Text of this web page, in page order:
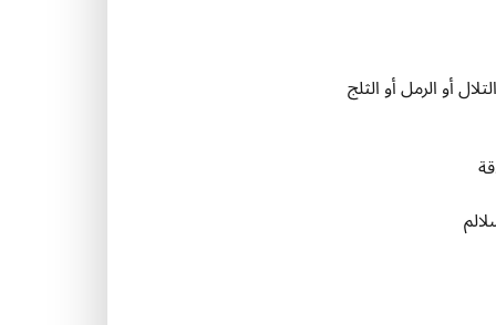
أو الرمل أو الثلج